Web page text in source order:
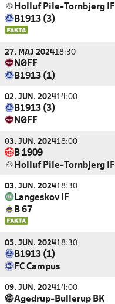
Holluf Pile-Tornbjerg IF
B1913 (3)
27. MAJ 202418:30
NØFF
B1913 (1)
02. JUN. 202414:00
B1913 (3)
NØFF
03. JUN. 202418:00
B 1909
Holluf Pile-Tornbjerg IF
03. JUN. 202418:30
Langeskov IF
B 67
05. JUN. 202418:30
B1913 (1)
FC Campus
09. JUN. 202414:00
Agedrup-Bullerup BK